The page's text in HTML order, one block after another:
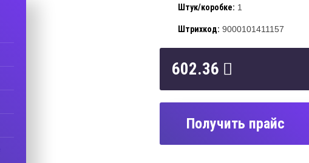
Штук/коробке: 1
Штрихкод: 9000101411157
602.36
Получить прайс